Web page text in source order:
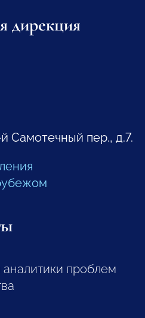
дирекция
Самотечный пер., д.7.
проблем